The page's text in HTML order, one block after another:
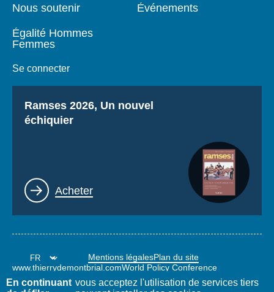
Nous soutenir
Égalité Hommes
Femmes
Se connecter
Événements
Titre
Ramses 2026, Un nouvel
échiquier
Lien
Acheter
Mentions légalesPlan du site
www.thierrydemontbrial.comWorld Policy Conference
En continuant vous acceptez l'utilisation de services tiers